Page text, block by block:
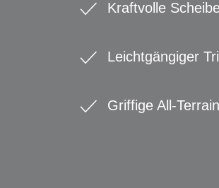
Kraftvolle
Leichtgängiger
Griffige All-